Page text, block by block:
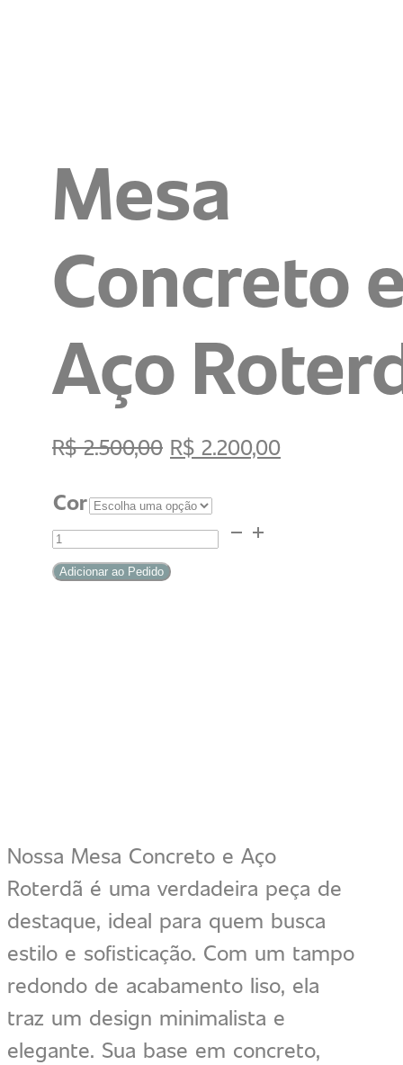
Mesa
Concreto
Aço
R$2.500,00 O
original
era:
R$ 2.500,00.
R$ 2.200,00O
Cor
Mesa
Concreto
Adicionar ao Pedido
Nossa Mesa Concreto e Aço
Roterdã é uma verdadeira peça de
destaque, ideal para quem busca
estilo e sofisticação. Com um tampo
redondo de acabamento liso, ela
traz um design minimalista e
elegante. Sua base em concreto,